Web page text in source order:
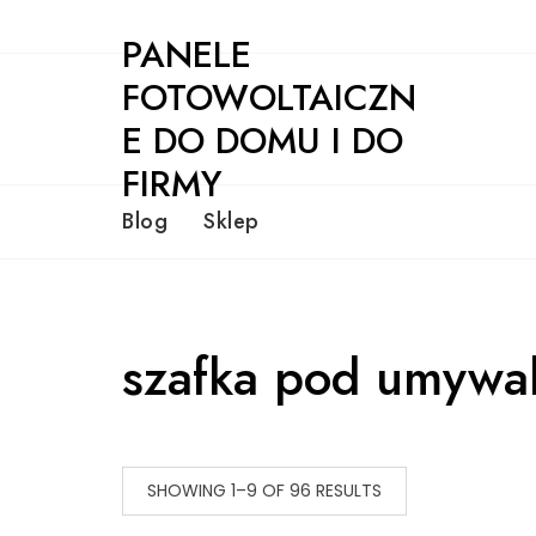
PANELE
FOTOWOLTAICZN
E DO DOMU I DO
FIRMY
Blog Sklep
szafka pod
SHOWING 1–9 OF 96 RESULTS